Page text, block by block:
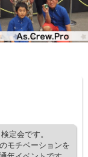
定会です。
モチベーションを